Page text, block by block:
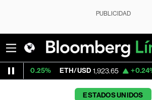
PUBLICIDAD
ETH/USD 1,923.65 +0.24% Visa 362.50
ESTADOS UNIDOS